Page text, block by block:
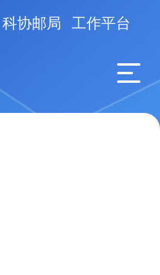
科协邮局 工作平台